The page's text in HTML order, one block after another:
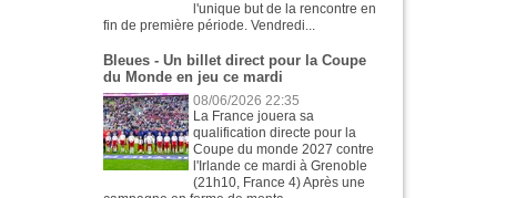
l'unique but de la rencontre en
fin de première période. Vendredi...
Bleues - Un billet direct pour la Coupe
du Monde en jeu ce mardi
08/06/2026 22:35
La France jouera sa
qualification directe pour la
Coupe du monde 2027 contre
l'Irlande ce mardi à Grenoble
(21h10, France 4) Après une